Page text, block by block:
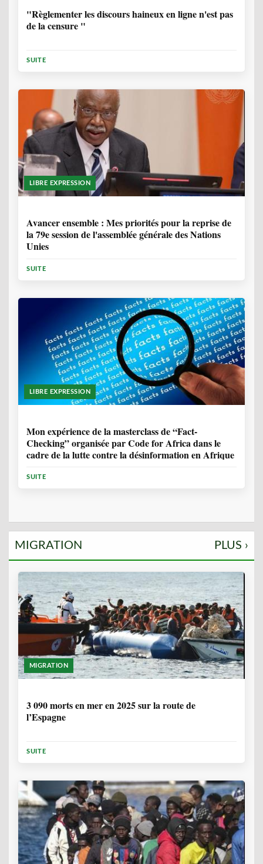
"Règlementer les discours haineux en ligne n'est pas
de la censure "
SUITE
LIBRE EXPRESSION
Avancer ensemble : Mes priorités pour la reprise de
la 79e session de l'assemblée générale des Nations
Unies
SUITE
LIBRE EXPRESSION
Mon expérience de la masterclass de “Fact-
Checking” organisée par Code for Africa dans le
cadre de la lutte contre la désinformation en Afrique
SUITE
MIGRATION PLUS ›
MIGRATION
3 090 morts en mer en 2025 sur la route de
l’Espagne
SUITE